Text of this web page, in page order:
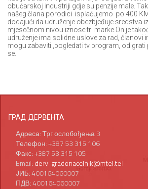
obućarskoj industriji gdje su penzije male.
našeg člana porodici isplaćujemo po 400
dodajući da udruženje obezbjeđuje sredstva
mjesečnom nivou iznose tri marke.On je
udruženje ima solidne uslove za rad, članovi
mogu zabaviti ,pogledati tv program, odigrati
se.
ГРАД ДЕРВЕНТА
Адреса: Трг ослобођења 3
Телефон: +387 53 315 106
Факс: +387 53 315 105
Email: derv-gradonacelnik@mtel.tel
ЈИБ: 400164060007
ПДВ: 400164060007